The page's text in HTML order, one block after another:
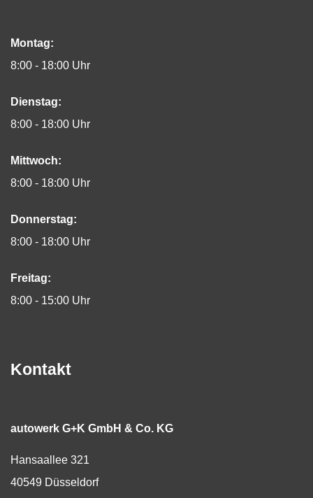
Montag:
8:00 - 18:00 Uhr
Dienstag:
8:00 - 18:00 Uhr
Mittwoch:
8:00 - 18:00 Uhr
Donnerstag:
8:00 - 18:00 Uhr
Freitag:
8:00 - 15:00 Uhr
Kontakt
autowerk G+K GmbH & Co. KG
Hansaallee 321
40549 Düsseldorf